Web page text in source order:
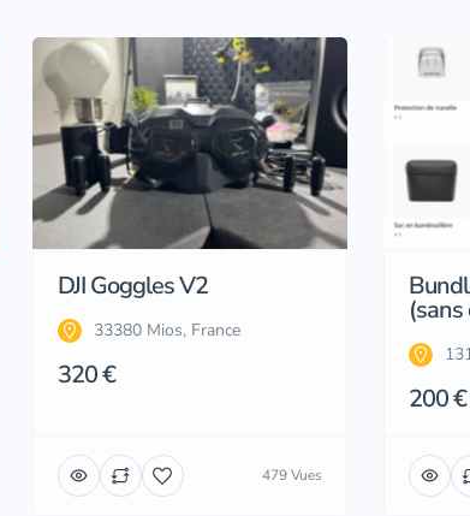
DJI Goggles V2
33380 Mios, France
320 €
479 Vues
200 €